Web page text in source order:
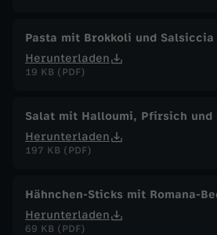
Pasta mit Brokkoli und Salsiccia
Herunterladen
19 KB (PDF)
Salat mit Halloumi, Pfirsich und
Herunterladen
197 KB (PDF)
Hähnchen-Sticks mit Romana-
Herunterladen
69 KB (PDF)